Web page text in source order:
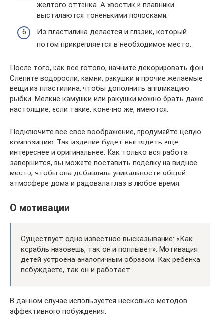
желтого оттенка. А хвостик и плавники
выстилаются тоненькими полосками;
Из пластилина делается и глазик, который
потом прикрепляется в необходимое место.
После того, как все готово, начните декорировать фон.
Слепите водоросли, камни, ракушки и прочие желаемые
вещи из пластилина, чтобы дополнить аппликацию
рыбки. Мелкие камушки или ракушки можно брать даже
настоящие, если такие, конечно же, имеются.
Подключите все свое воображение, продумайте целую
композицию. Так изделие будет выглядеть еще
интереснее и оригинальнее. Как только вся работа
завершится, вы можете поставить поделку на видное
место, чтобы она добавляла уникальности общей
атмосфере дома и радовала глаз в любое время.
О мотивации
Существует одно известное высказывание: «Как
корабль назовешь, так он и поплывет». Мотивация
детей устроена аналогичным образом. Как ребенка
побуждаете, так он и работает.
В данном случае используется несколько методов
эффективного побуждения.